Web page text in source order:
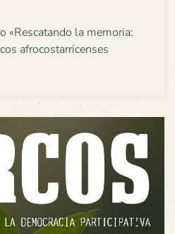
«Rescatando la memoria:
afrocostarricenses